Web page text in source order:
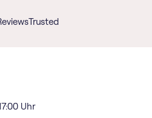
Trusted
Uhr